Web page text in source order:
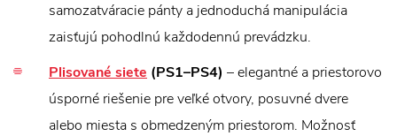
samozatváracie pánty a jednoduchá manipulácia
zaisťujú pohodlnú každodennú prevádzku.
Plisované siete (PS1–PS4) – elegantné a priestorovo
úsporné riešenie pre veľké otvory, posuvné dvere
alebo miesta s obmedzeným priestorom. Možnosť